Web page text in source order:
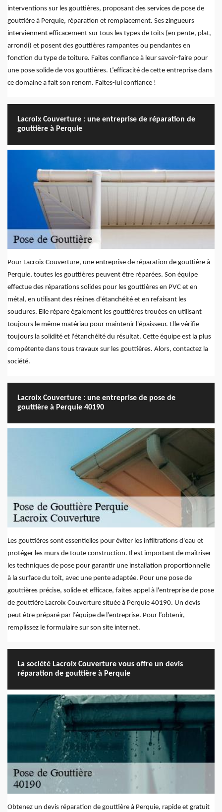
interventions sur les gouttières, proposant des services de pose de
gouttière à Perquie, réparation et remplacement. Ses zingueurs
interviennent efficacement sur tous les types de toits (en pente, plat,
arrondi) et posent des gouttières rampantes ou pendantes en
fonction du type de toiture. Faites confiance à leur savoir-faire pour
une pose solide de vos gouttières. L’efficacité de cette entreprise dans
ce domaine a fait son renom. Faites-lui confiance !
Lacroix Couverture : une entreprise de réparation de
gouttière à Perquie
Pour Lacroix Couverture, une entreprise de réparation de gouttière à
Perquie, toutes les gouttières peuvent être réparées. Son équipe
effectue des réparations solides pour les gouttières en PVC et en
métal, en utilisant des résines d'étanchéité et en refaisant les
soudures. Elle répare également les gouttières trouées en utilisant
toujours le même matériau pour maintenir l'épaisseur. Elle vérifie
toujours la solidité et l'étanchéité du résultat. Cette équipe est la plus
compétente dans tous travaux sur les gouttières. Alors, contactez la
société.
Lacroix Couverture : une entreprise de pose de
gouttière à Perquie 40190
Les gouttières sont essentielles pour éviter les infiltrations d'eau et
protéger les murs de toute construction. Il est important de maîtriser
les techniques de pose pour garantir une installation proportionnelle
à la surface du toit, avec une pente adaptée. Pour une pose de
gouttières précise, solide et efficace, faites appel à l'entreprise de pose
de gouttière Lacroix Couverture située à Perquie 40190. Un devis
peut être préparé par l’équipe de l’entreprise. Pour l’obtenir,
remplissez le formulaire sur son site internet.
La société Lacroix Couverture vous offre un devis
réparation de gouttière à Perquie
Obtenez un devis réparation de gouttière à Perquie, rapide et gratuit